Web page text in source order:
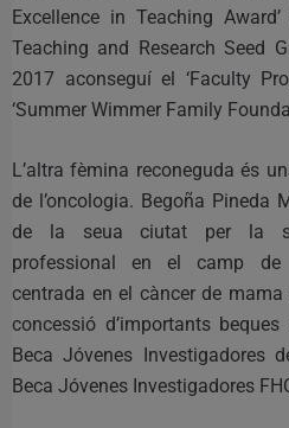
Excellence in Teaching
Teaching and Research Seed
2017 aconseguí el ‘Faculty
‘Summer Wimmer Family
L’altra fèmina reconeguda és
de l’oncologia. Begoña Pineda
de la seua ciutat per la
professional en el camp de
centrada en el càncer de
concessió d’importants
Beca Jóvenes Investigadores
Beca Jóvenes Investigadores